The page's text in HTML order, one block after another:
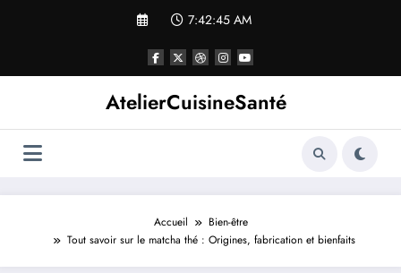
7:42:46 AM
AtelierCuisineSanté
Accueil
Bien-être
Tout savoir sur le matcha thé : Origines, fabrication et bienfaits